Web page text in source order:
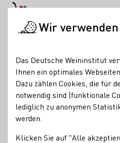
Vollmond
Registrierung erforderlich
Wir verwenden
Das Deutsche Weininstitut
Ihnen ein optimales
Dazu zählen Cookies, die für
notwendig sind (funktionale
lediglich zu anonymen
werden.
Klicken Sie auf "Alle